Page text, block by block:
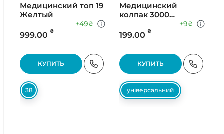
Медицинский топ 19
Желтый
999.00 ₴
+49₴
КУПИТЬ
38
Медицинский
колпак 3000
199.00 ₴
+9₴
КУПИТЬ
універсальний